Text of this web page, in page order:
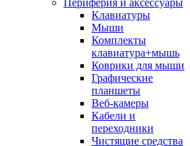
Периферия и аксессуары
Клавиатуры
Мыши
Комплекты
клавиатура+мышь
Коврики для мыши
Графические
планшеты
Веб-камеры
Кабели и
переходники
Чистящие средства